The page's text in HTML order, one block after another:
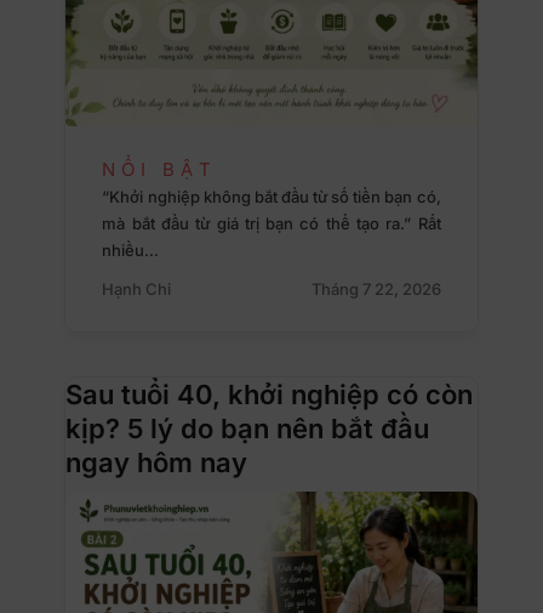
NỔI BẬT
“Khởi nghiệp không bắt đầu từ số tiền bạn có,
mà bắt đầu từ giá trị bạn có thể tạo ra.” Rất
nhiều…
Hạnh Chi
Tháng 7 22, 2026
Sau tuổi 40, khởi nghiệp có còn
kịp? 5 lý do bạn nên bắt đầu
ngay hôm nay